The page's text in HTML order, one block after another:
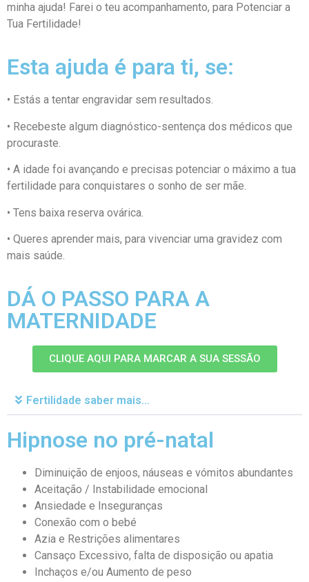
minha ajuda! Farei o teu acompanhamento, para Potenciar a
Tua Fertilidade!
Esta ajuda é para ti, se:
• Estás a tentar engravidar sem resultados.
• Recebeste algum diagnóstico-sentença dos médicos que
procuraste.
• A idade foi avançando e precisas potenciar o máximo a tua
fertilidade para conquistares o sonho de ser mãe.
• Tens baixa reserva ovárica.
• Queres aprender mais, para vivenciar uma gravidez com
mais saúde.
DÁ O PASSO PARA A
MATERNIDADE
CLIQUE AQUI PARA MARCAR A SUA SESSÃO
Fertilidade saber mais...
Hipnose no pré-natal
Diminuição de enjoos, náuseas e vómitos abundantes
Aceitação / Instabilidade emocional
Ansiedade e Inseguranças
Conexão com o bebé
Azia e Restrições alimentares
Cansaço Excessivo, falta de disposição ou apatia
Inchaços e/ou Aumento de peso